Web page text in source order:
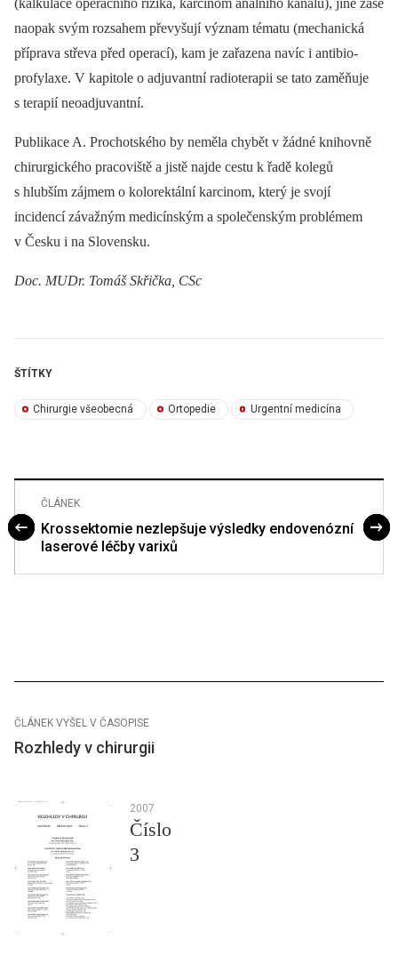
naopak svým rozsahem převyšují význam tématu (mechanická
příprava střeva před operací), kam je zařazena navíc i antibio-
profylaxe. V kapitole o adjuvantní radioterapii se tato zaměňuje
s terapií neoadjuvantní.
Publikace A. Prochotského by neměla chybět v žádné knihovně
chirurgického pracoviště a jistě najde cestu k řadě kolegů
s hlubším zájmem o kolorektální karcinom, který je svojí
incidencí závažným medicínským a společenským problémem
v Česku i na Slovensku.
Doc. MUDr. Tomáš Skřička, CSc
ŠTÍTKY
Chirurgie všeobecná Ortopedie Urgentní medicína
ČLÁNEK
Krossektomie nezlepšuje výsledky endovenózní
laserové léčby varixů
ČLÁNEK VYŠEL V ČASOPISE
Rozhledy v chirurgii
2007
Číslo
3